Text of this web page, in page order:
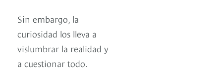
Sin embargo, la
curiosidad los lleva a
vislumbrar la realidad y
a cuestionar todo.